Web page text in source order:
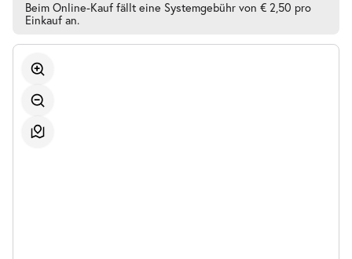
Beim Online-Kauf fällt eine Systemgebühr von € 2,50 pro
Einkauf an.